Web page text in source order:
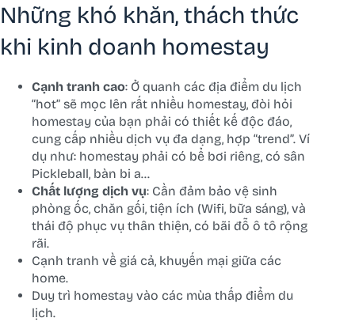
Những khó khăn, thách thức
khi kinh doanh homestay
Cạnh tranh cao: Ở quanh các địa điểm du lịch
“hot” sẽ mọc lên rất nhiều homestay, đòi hỏi
homestay của bạn phải có thiết kế độc đáo,
cung cấp nhiều dịch vụ đa dạng, hợp “trend”. Ví
dụ như: homestay phải có bể bơi riêng, có sân
Pickleball, bàn bi a…
Chất lượng dịch vụ: Cần đảm bảo vệ sinh
phòng ốc, chăn gối, tiện ích (Wifi, bữa sáng), và
thái độ phục vụ thân thiện, có bãi đỗ ô tô rộng
rãi.
Cạnh tranh về giá cả, khuyến mại giữa các
home.
Duy trì homestay vào các mùa thấp điểm du
lịch.